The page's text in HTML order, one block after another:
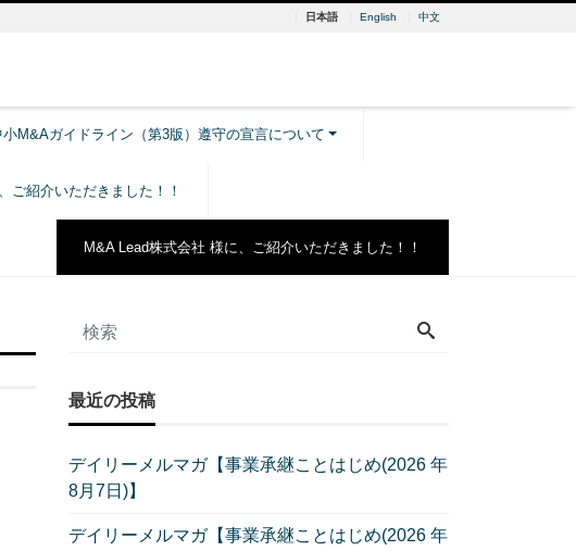
日本語 English 中文
小M&Aガイドライン（第3版）遵守の宣言について
ご紹介いただきました！！
M&A Lead株式会社 様に、ご紹介いただきました！！
最近の投稿
デイリーメルマガ【事業承継ことはじめ(2026 年
8月7日)】
デイリーメルマガ【事業承継ことはじめ(2026 年